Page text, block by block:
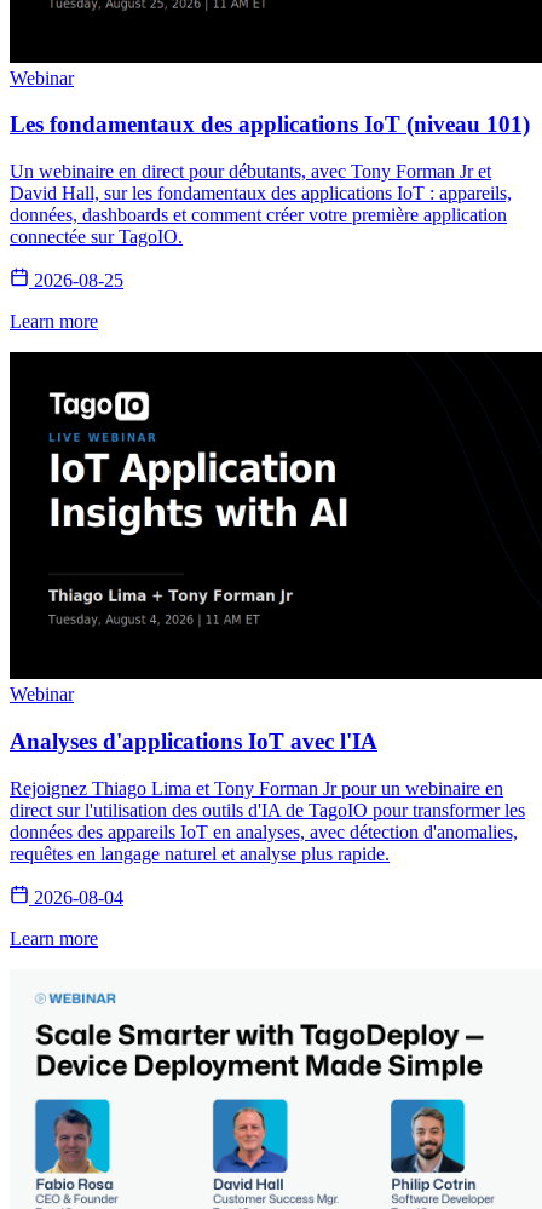
Webinar
Les fondamentaux des applications IoT (niveau 101)
Un webinaire en direct pour débutants, avec Tony Forman Jr et
David Hall, sur les fondamentaux des applications IoT : appareils,
données, dashboards et comment créer votre première application
connectée sur TagoIO.
2026-08-25
Learn more
Webinar
Analyses d'applications IoT avec l'IA
Rejoignez Thiago Lima et Tony Forman Jr pour un webinaire en
direct sur l'utilisation des outils d'IA de TagoIO pour transformer les
données des appareils IoT en analyses, avec détection d'anomalies,
requêtes en langage naturel et analyse plus rapide.
2026-08-04
Learn more